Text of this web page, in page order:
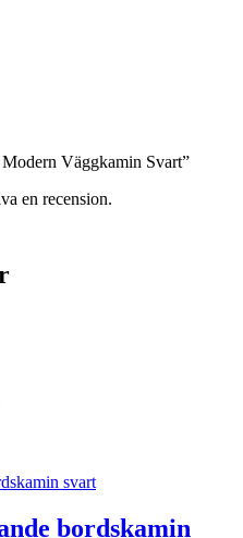
Väggkamin Svart”
en recension.
bordskamin